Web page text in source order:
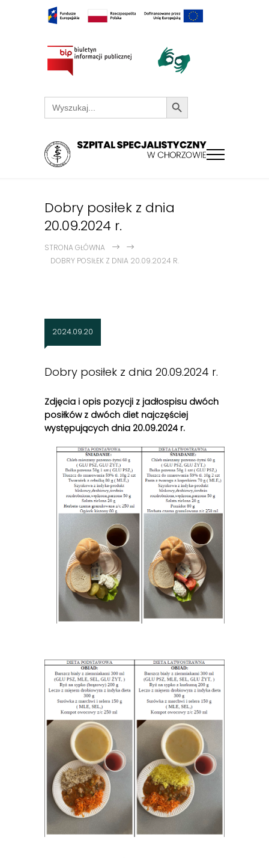
Search
for:
Search Button
Dobry posiłek z dnia
20.09.2024 r.
STRONA GŁÓWNA
DOBRY POSIŁEK Z DNIA 20.09.2024 R.
2024.09.20
Dobry posiłek z dnia 20.09.2024 r.
Zdjęcia i opis pozycji z jadłospisu dwóch
posiłków z dwóch diet najczęściej
występujących dnia 20.09.2024 r.